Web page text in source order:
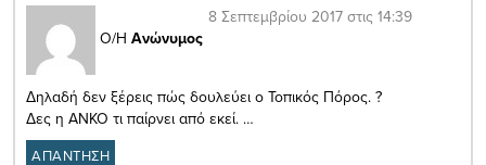
Ο/Η Ανώνυμος
8 Σεπτεμβρίου 2017 στις 14:39
Δηλαδή δεν ξέρεις πώς δουλεύει ο Τοπικός Πόρος. ?
Δες η ΑΝΚΟ τι παίρνει από εκεί. …
ΑΠΑΝΤΗΣΗ